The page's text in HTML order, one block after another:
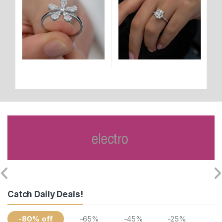
Catch Daily Deals!
-80% off -65% -45% -25%